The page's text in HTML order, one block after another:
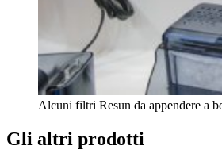
Alcuni filtri Resun da appendere a
Gli altri prodotti